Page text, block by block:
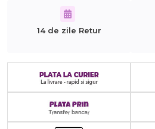
14 de zile Retur